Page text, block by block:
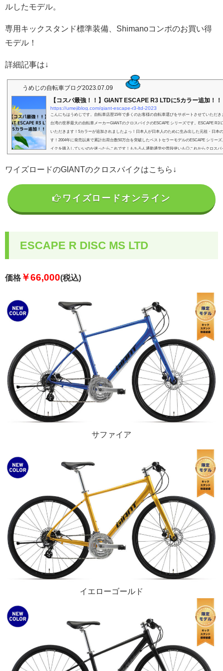
ルしたモデル。
専用キックスタンド標準装備、Shimanoコンポのお買い得
モデル！
詳細記事は↓
うめじの自転車ブログ2023.07.09
【コスパ最強！！】GIANT ESCAPE R3 LTDに5カラー追加！！
https://umejiblog.com/giant-escape-r3-ltd-2023
こんにちはうめじです。自転車店歴15年で多くのお客様の自転車選びをサポートさせていただき
台湾の世界最大の自転車メーカーGIANTのクロスバイクのESCAPE シリーズです。ESCAPE R3
いただきます！5カラーが追加されましたよっ！日本人が日本人のために生み出した元祖・日本
す！2004年に発売以来で累計出荷台数50万台を突破したベストセラーモデルのESCAPE シリー
イクを購入していいのか迷ったらこれです！もちろん通勤通学や普段使いも◎これからクロスバ
ワイズロードのGIANTのクロスバイクはこちら↓
ワイズロードオンライン
ESCAPE R DISC MS LTD
価格 ￥66,000(税込)
サファイア
イエローゴールド